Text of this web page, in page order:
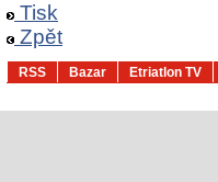
Tisk
Zpět
RSS Bazar Etriatlon TV